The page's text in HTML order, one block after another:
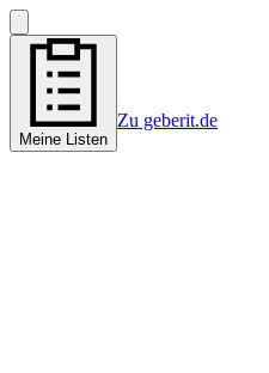
Meine Listen
Zu geberit.de